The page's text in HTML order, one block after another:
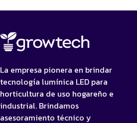
La empresa pionera en brindar
tecnología lumínica LED para
horticultura de uso hogareño e
industrial. Brindamos
asesoramiento técnico y